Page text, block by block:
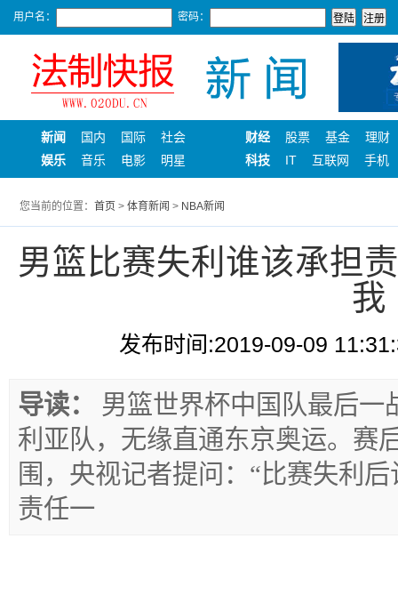
用户名： 密码：
新闻 国内 国际
社会
娱乐
音乐 电影 明星
财经 股票 基金
理财
科技
IT 互联网 手机
您当前的位置： 首页 > 体育新闻 > NBA新闻
男篮比赛失利谁该承担
我
发布时间:2019-09-09
导读：
男篮世界杯中国队最后一
利亚队，无缘直通东京奥运。赛
围，央视记者提问：“比赛失利
责任一